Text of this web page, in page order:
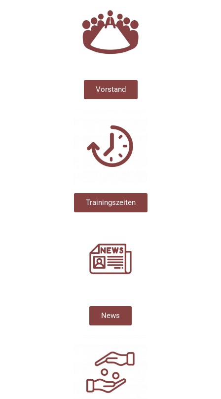
Vorstand
Trainingszeiten
News